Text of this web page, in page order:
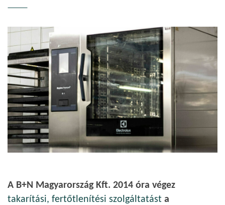
A B+N Magyarország Kft. 2014 óra végez
takarítási, fertőtlenítési szolgáltatást a